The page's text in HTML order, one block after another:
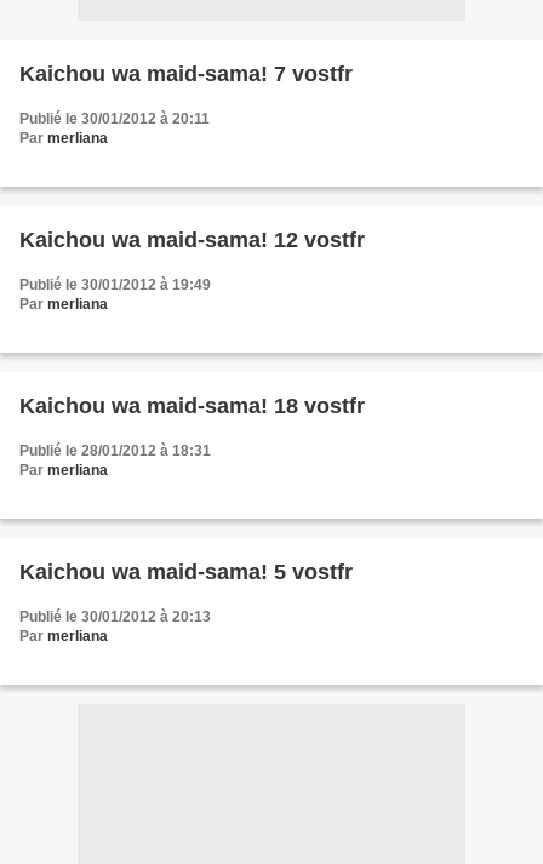
Kaichou wa maid-sama! 7 vostfr
Publié le 30/01/2012 à 20:11
Par merliana
Kaichou wa maid-sama! 12 vostfr
Publié le 30/01/2012 à 19:49
Par merliana
Kaichou wa maid-sama! 18 vostfr
Publié le 28/01/2012 à 18:31
Par merliana
Kaichou wa maid-sama! 5 vostfr
Publié le 30/01/2012 à 20:13
Par merliana